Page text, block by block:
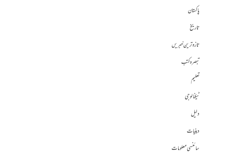
پاکستان
تاریخ
تازہ ترین خبریں
تبصرہ کتب
تعلیم
ٹیکنالوجی
دلیل
دینیات
سائنسی معلومات